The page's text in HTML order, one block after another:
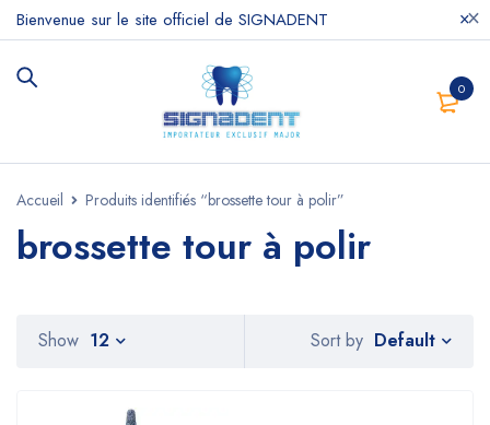
Bienvenue sur le site officiel de SIGNADENT
0
Accueil Produits identifiés “brossette tour à polir”
brossette tour à polir
Sort by Default
Show 12